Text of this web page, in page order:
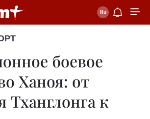
боевое
Ханоя: от
Тханглонга к